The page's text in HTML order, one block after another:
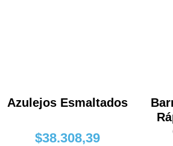
Azulejos Esmaltados
$38.308,39